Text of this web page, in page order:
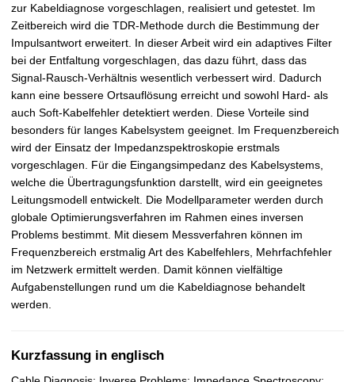
zur Kabeldiagnose vorgeschlagen, realisiert und getestet. Im
Zeitbereich wird die TDR-Methode durch die Bestimmung der
Impulsantwort erweitert. In dieser Arbeit wird ein adaptives Filter
bei der Entfaltung vorgeschlagen, das dazu führt, dass das
Signal-Rausch-Verhältnis wesentlich verbessert wird. Dadurch
kann eine bessere Ortsauflösung erreicht und sowohl Hard- als
auch Soft-Kabelfehler detektiert werden. Diese Vorteile sind
besonders für langes Kabelsystem geeignet. Im Frequenzbereich
wird der Einsatz der Impedanzspektroskopie erstmals
vorgeschlagen. Für die Eingangsimpedanz des Kabelsystems,
welche die Übertragungsfunktion darstellt, wird ein geeignetes
Leitungsmodell entwickelt. Die Modellparameter werden durch
globale Optimierungsverfahren im Rahmen eines inversen
Problems bestimmt. Mit diesem Messverfahren können im
Frequenzbereich erstmalig Art des Kabelfehlers, Mehrfachfehler
im Netzwerk ermittelt werden. Damit können vielfältige
Aufgabenstellungen rund um die Kabeldiagnose behandelt
werden.
Kurzfassung in englisch